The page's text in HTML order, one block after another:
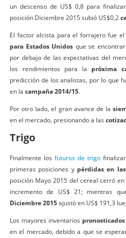
un descenso de US$ 0,8 para
posición Diciembre 2015 ​subió US$0,2
El factor ​alcista para el forrajero fue el
para Estados Unidos que se
por debajo de las expectativas del
los rendimientos para la próxima
predicción de los analistas, por lo que
en la campaña 2014/15.
Por otro lado, el gran avance de la
en el mercado, presionando a las
Trigo
Finalmente los futuros de trigo
primeras posiciones y pérdidas en
posición Mayo 2015 del cereal cerró
incremento de US$ 21; mientras
Diciembre 2015ajustó en US$ 191,3
Los mayores inventarios
en el mercado, debido a que se